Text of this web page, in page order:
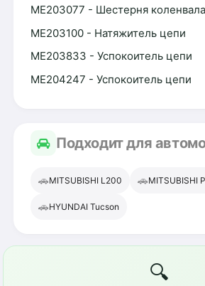
ME203077 - Шестерня коленвала
ME203100 - Натяжитель цепи
ME203833 - Успокоитель цепи
ME204247 - Успокоитель цепи
Подходит для
🚗MITSUBISHI L200 🚗MITSUBISHI
🚗HYUNDAI Tucson
🔍